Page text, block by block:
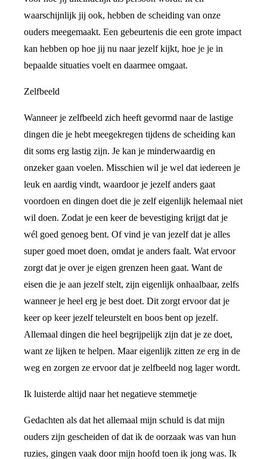
waarschijnlijk jij ook, hebben de scheiding van onze
ouders meegemaakt. Een gebeurtenis die een grote impact
kan hebben op hoe jij nu naar jezelf kijkt, hoe je je in
bepaalde situaties voelt en daarmee omgaat.
Zelfbeeld
Wanneer je zelfbeeld zich heeft gevormd naar de lastige
dingen die je hebt meegekregen tijdens de scheiding kan
dit soms erg lastig zijn. Je kan je minderwaardig en
onzeker gaan voelen. Misschien wil je wel dat iedereen je
leuk en aardig vindt, waardoor je jezelf anders gaat
voordoen en dingen doet die je zelf eigenlijk helemaal niet
wil doen. Zodat je een keer de bevestiging krijgt dat je
wél goed genoeg bent. Of vind je van jezelf dat je alles
super goed moet doen, omdat je anders faalt. Wat ervoor
zorgt dat je over je eigen grenzen heen gaat. Want de
eisen die je aan jezelf stelt, zijn eigenlijk onhaalbaar, zelfs
wanneer je heel erg je best doet. Dit zorgt ervoor dat je
keer op keer jezelf teleurstelt en boos bent op jezelf.
Allemaal dingen die heel begrijpelijk zijn dat je ze doet,
want ze lijken te helpen. Maar eigenlijk zitten ze erg in de
weg en zorgen ze ervoor dat je zelfbeeld nog lager wordt.
Ik luisterde altijd naar het negatieve stemmetje
Gedachten als dat het allemaal mijn schuld is dat mijn
ouders zijn gescheiden of dat ik de oorzaak was van hun
ruzies, gingen vaak door mijn hoofd toen ik jong was. Ik